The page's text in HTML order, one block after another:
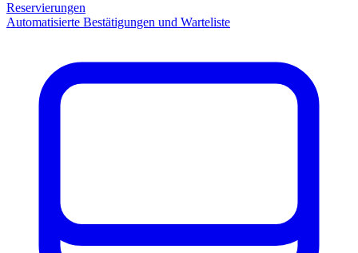
Reservierungen
Automatisierte Bestätigungen und Warteliste